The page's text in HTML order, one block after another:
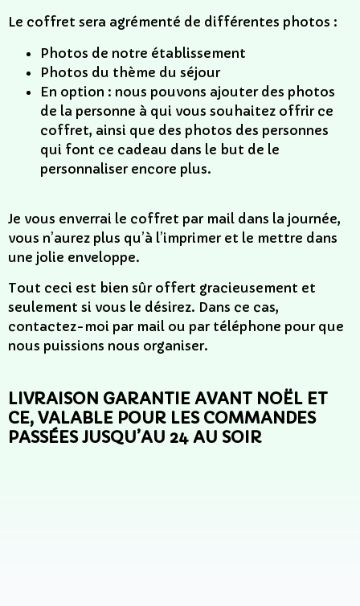
Le coffret sera agrémenté de différentes photos :
Photos de notre établissement
Photos du thème du séjour
En option : nous pouvons ajouter des photos
de la personne à qui vous souhaitez offrir ce
coffret, ainsi que des photos des personnes
qui font ce cadeau dans le but de le
personnaliser encore plus.
Je vous enverrai le coffret par mail dans la journée,
vous n’aurez plus qu’à l’imprimer et le mettre dans
une jolie enveloppe.
Tout ceci est bien sûr offert gracieusement et
seulement si vous le désirez. Dans ce cas,
contactez-moi par mail ou par téléphone pour que
nous puissions nous organiser.
LIVRAISON GARANTIE AVANT NOËL ET
CE, VALABLE POUR LES COMMANDES
PASSÉES JUSQU’AU 24 AU SOIR